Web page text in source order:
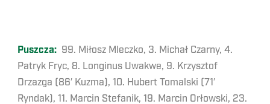
Puszcza: 99. Miłosz Mleczko, 3. Michał Czarny, 4.
Patryk Fryc, 8. Longinus Uwakwe, 9. Krzysztof
Drzazga (86′ Kuzma), 10. Hubert Tomalski (71′
Ryndak), 11. Marcin Stefanik, 19. Marcin Orłowski, 23.